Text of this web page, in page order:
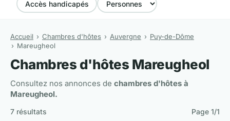
Accès handicapés
Accueil Chambres d'hôtes Auvergne
Puy-de-Dôme
Mareugheol
Chambres d'hôtes Mareugheol
Consultez nos annonces de chambres d'hôtes à
Mareugheol.
7 résultats Page 1/1